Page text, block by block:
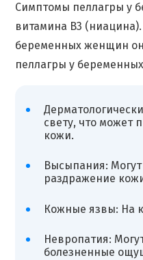
Симптомы пеллагры у
витамина B3
беременных женщин
пеллагры у
свету, что может
кожи.
Высыпания:
раздражение
Кожные язвы: На
Невропатия:
болезненные